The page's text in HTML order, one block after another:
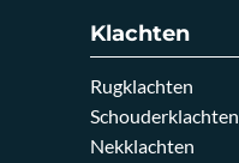
Klachten
Rugklachten
Schouderklachten
Nekklachten